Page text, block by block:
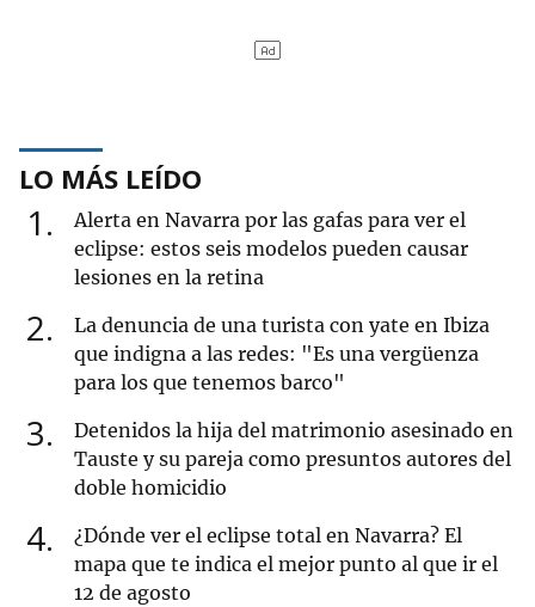
LO MÁS LEÍDO
1
Alerta en Navarra por las gafas para ver el
eclipse: estos seis modelos pueden causar
lesiones en la retina
2
La denuncia de una turista con yate en Ibiza
que indigna a las redes: "Es una vergüenza
para los que tenemos barco"
3
Detenidos la hija del matrimonio asesinado en
Tauste y su pareja como presuntos autores del
doble homicidio
4
¿Dónde ver el eclipse total en Navarra? El
mapa que te indica el mejor punto al que ir el
12 de agosto